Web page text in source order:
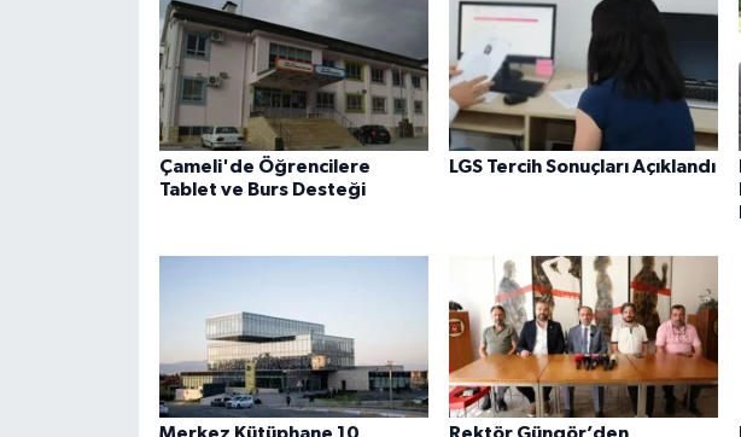
Çameli'de Öğrencilere
Tablet ve Burs Desteği
LGS Tercih Sonuçları Açıklandı